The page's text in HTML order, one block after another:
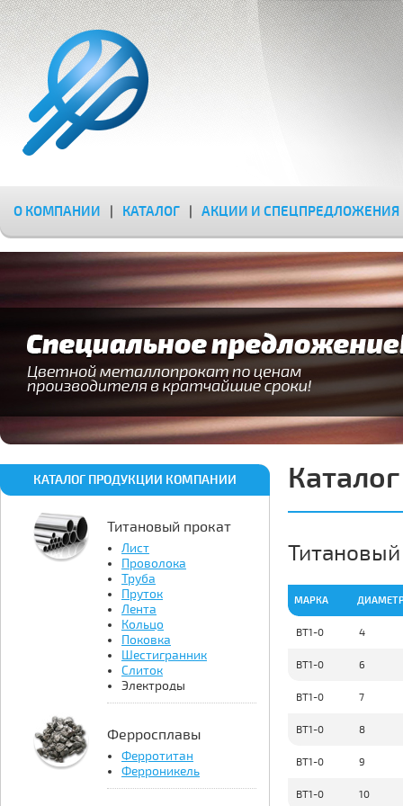
О КОМПАНИИ | КАТАЛОГ | АКЦИИ И СПЕЦПРЕДЛОЖЕНИЯ
КАТАЛОГ ПРОДУКЦИИ КОМПАНИИ
Титановый прокат
Лист
Проволока
Труба
Пруток
Лента
Кольцо
Поковка
Шестигранник
Слиток
Электроды
Ферросплавы
Ферротитан
Ферроникель
МАРКА
ВТ1-0 4
ВТ1-0 6
ВТ1-0 7
ВТ1-0 8
ВТ1-0 9
ВТ1-0 10